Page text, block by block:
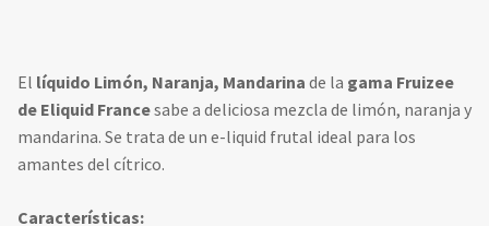
El líquido Limón, Naranja, Mandarina de la gama Fruizee
de Eliquid Francesabe a deliciosa mezcla de limón, naranja y
mandarina. Se trata de un e-liquid frutal ideal para los
amantes del cítrico.
Características: